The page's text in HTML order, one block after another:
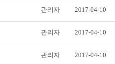
관리자 2017-04-10
관리자 2017-04-10
관리자 2017-04-10